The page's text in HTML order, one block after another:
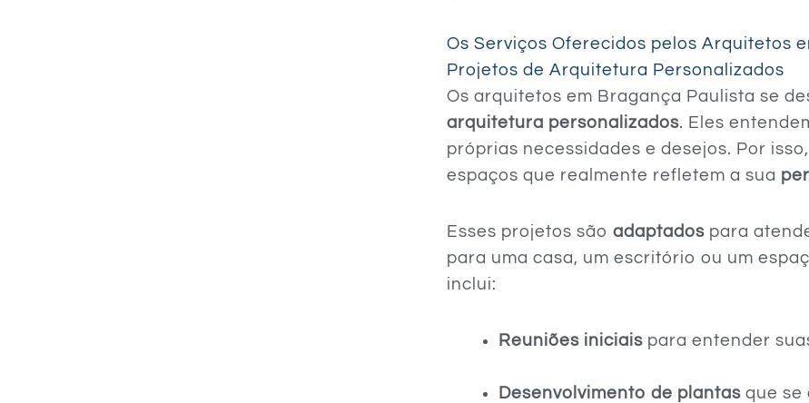
Os Serviços Oferecidos pelos Arquitetos
Projetos de Arquitetura Personalizados
Os arquitetos em Bragança Paulista se
arquitetura personalizados. Eles
próprias necessidades e desejos. Por
espaços que realmente refletem a sua
Esses projetos sãoadaptados para
para uma casa, um escritório ou um
inclui:
Reuniões iniciais para entender
Desenvolvimento de plantas que se